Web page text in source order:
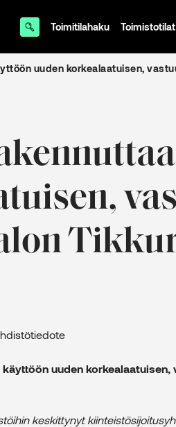
Toimitilahaku Toimistotilat
uuden korkealaatuisen,
käyttöön uuden
keskittynyt